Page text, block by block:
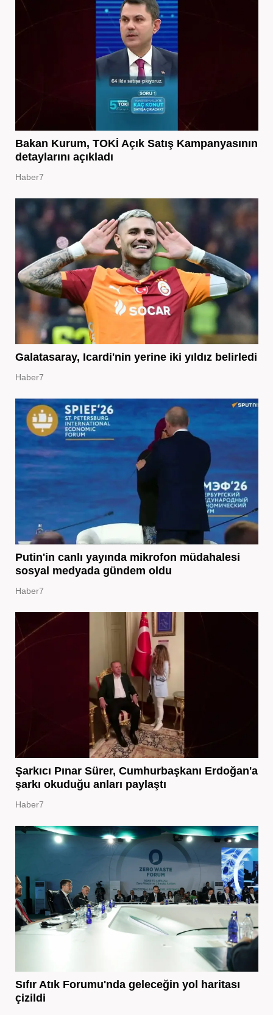
Bakan Kurum, TOKİ Açık Satış Kampanyasının
detaylarını açıkladı
Haber7
Galatasaray, Icardi'nin yerine iki yıldız belirledi
Haber7
Putin'in canlı yayında mikrofon müdahalesi
sosyal medyada gündem oldu
Haber7
Şarkıcı Pınar Sürer, Cumhurbaşkanı Erdoğan'a
şarkı okuduğu anları paylaştı
Haber7
Sıfır Atık Forumu'nda geleceğin yol haritası
çizildi